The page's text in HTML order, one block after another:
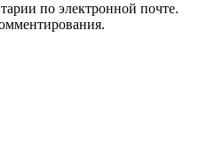
по электронной почте.